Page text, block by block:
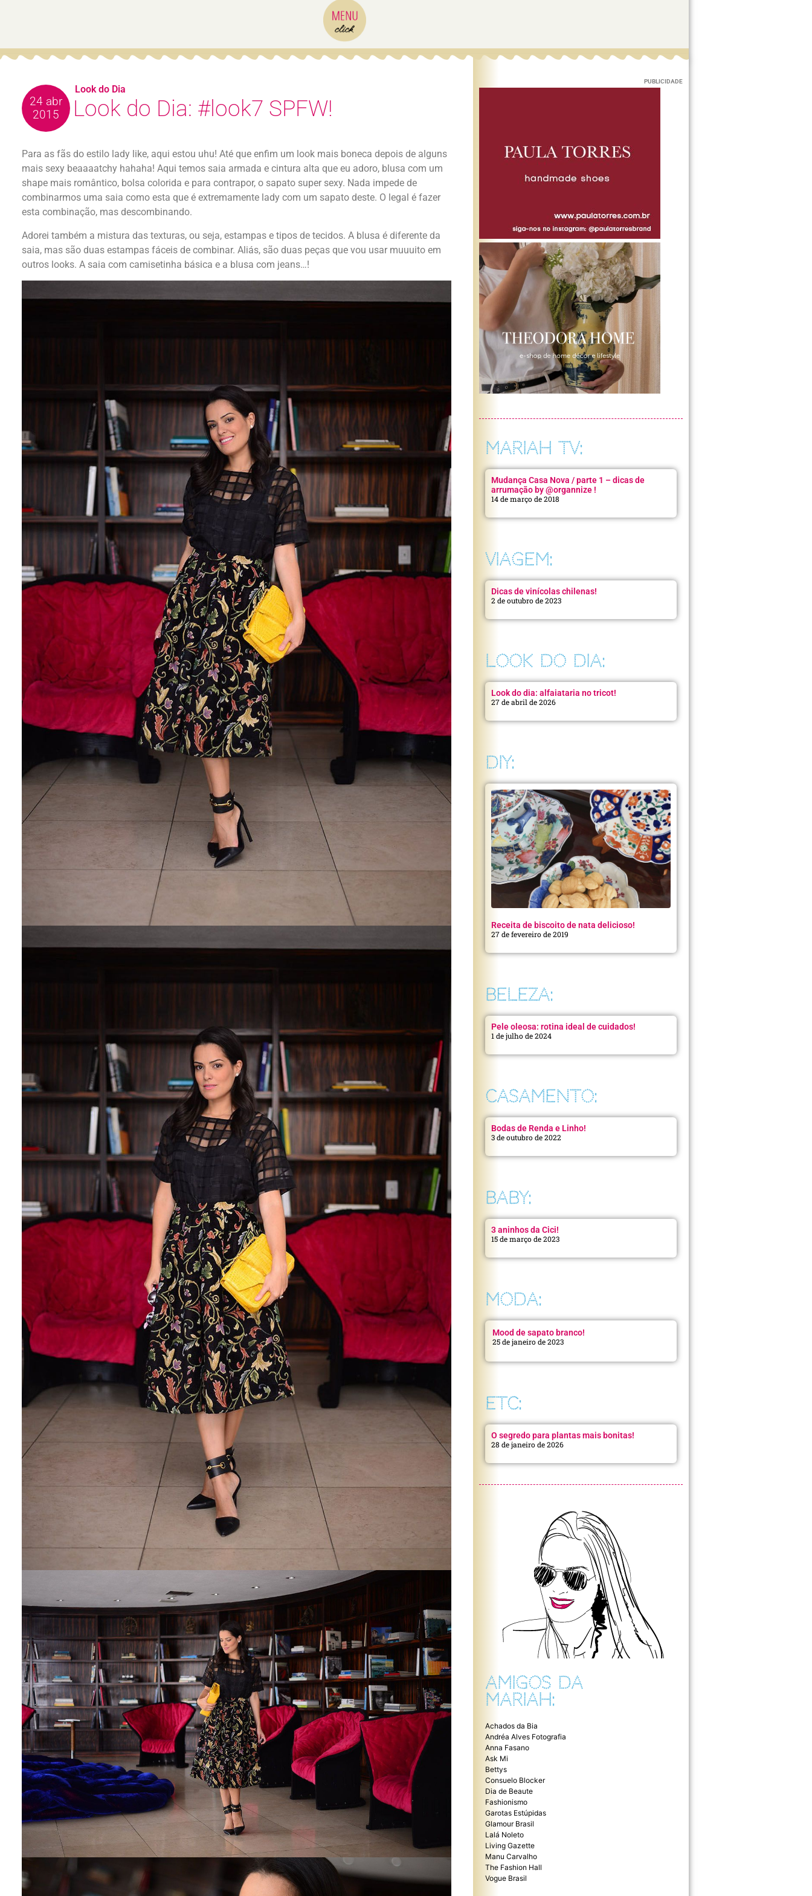
24 abr
2015
Look do Dia: #look7 SPFW!
Para as fãs do estilo lady like, aqui estou uhu! Até que enfim um look mais boneca depois de alguns
mais sexy beaaaatchy hahaha! Aqui temos saia armada e cintura alta que eu adoro, blusa com um
shape mais romântico, bolsa colorida e para contrapor, o sapato super sexy. Nada impede de
combinarmos uma saia como esta que é extremamente lady com um sapato deste. O legal é fazer
esta combinação, mas descombinando.
Adorei também a mistura das texturas, ou seja, estampas e tipos de tecidos. A blusa é diferente da
saia, mas são duas estampas fáceis de combinar. Aliás, são duas peças que vou usar muuuito em
outros looks. A saia com camisetinha básica e a blusa com jeans…!
Look do Dia
PUBLICIDADE
MARIAH TV:
Mudança Casa Nova / parte 1 – dicas de
arrumação by @organnize !
14 de março de 2018
VIAGEM:
Dicas de vinícolas chilenas!
2 de outubro de 2023
LOOK DO DIA:
Look do dia: alfaiataria no tricot!
27 de abril de 2026
DIY:
Receita de biscoito de nata delicioso!
27 de fevereiro de 2019
BELEZA:
Pele oleosa: rotina ideal de cuidados!
1 de julho de 2024
CASAMENTO:
Bodas de Renda e Linho!
3 de outubro de 2022
BABY:
3 aninhos da Cici!
15 de março de 2023
MODA:
Mood de sapato branco!
25 de janeiro de 2023
ETC:
O segredo para plantas mais bonitas!
28 de janeiro de 2026
AMIGOS DA
MARIAH:
Achados da Bia
Andréa Alves Fotografia
Anna Fasano
Ask Mi
Bettys
Consuelo Blocker
Dia de Beaute
Fashionismo
Garotas Estúpidas
Glamour Brasil
Lalá Noleto
Living Gazette
Manu Carvalho
The Fashion Hall
Vogue Brasil